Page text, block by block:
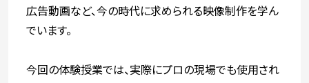
広告動画など、今の時代に求められる映像制作を学ん
でいます。
今回の体験授業では、実際にプロの現場でも使用され